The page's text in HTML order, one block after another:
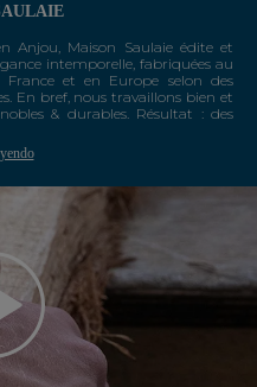
Anjou, Maison Saulaie édite et
intemporelle, fabriquées au
France et en Europe selon des
En bref, nous travaillons bien et
& durables. Résultat : des